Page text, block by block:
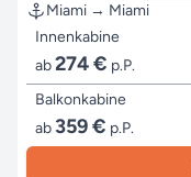
Miami → Miami
Innenkabine
ab274 € p.P.
Balkonkabine
ab 359 € p.P.